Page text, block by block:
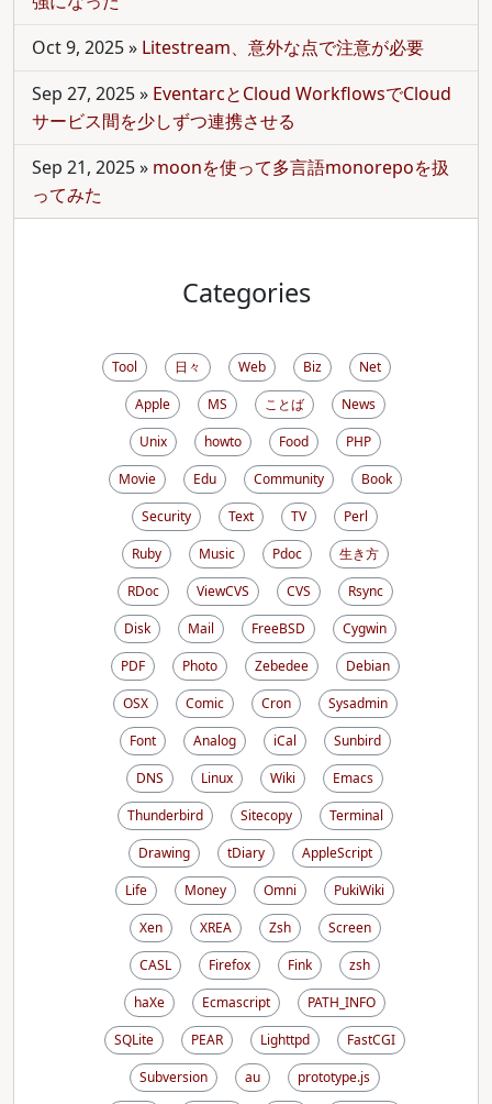
Oct 9, 2025» Litestream、意外な点で注意が必要
Sep 27, 2025» EventarcとCloud WorkflowsでCloud
サービス間を少しずつ連携させる
Sep 21, 2025» moonを使って多言語monorepoを扱
ってみた
Categories
Tool 日々 Web Biz
Net
Apple
MS ことば
News
Unix
howto Food
PHP
Movie
Edu Community
Book
Security
Text TV
Perl
Ruby
Music Pdoc
生き方
RDoc
ViewCVS CVS
Rsync
Disk
Mail FreeBSD
Cygwin
PDF
Photo Zebedee
Debian
OSX
Comic Cron
Sysadmin
Font
Analog iCal
Sunbird
DNS
Linux Wiki
Emacs
Thunderbird
Sitecopy
Terminal
Drawing
tDiary
AppleScript
Life
Money Omni
PukiWiki
Xen
XREA Zsh
Screen
CASL
Firefox Fink
zsh
haXe
Ecmascript
PATH_INFO
SQLite
PEAR Lighttpd
FastCGI
Subversion
au
prototype.js